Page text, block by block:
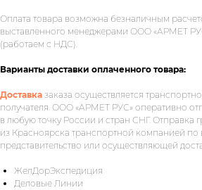
Оплата товара возможна безналичным
выставленного менеджерами ООО «АРМЕТ
(работаем с НДС).
Варианты доставки оплаченного товара:
Доставка заказа осуществляется
получателя. ООО «АРМЕТ РУС» оперативно
в любую точку России и стран СНГ. Отправка
из Красноярска транспортной компанией
представительство или осуществляющей
ЖелДорЭкспедиция
Деловые Линии
Укажите номер телефона и ваше
имя.Мы свяжемся с вами сегодня
Если у вас есть документация,
поможем нам лучше понять вашу
задачу — прикрепите её в поле
Ваш телефон